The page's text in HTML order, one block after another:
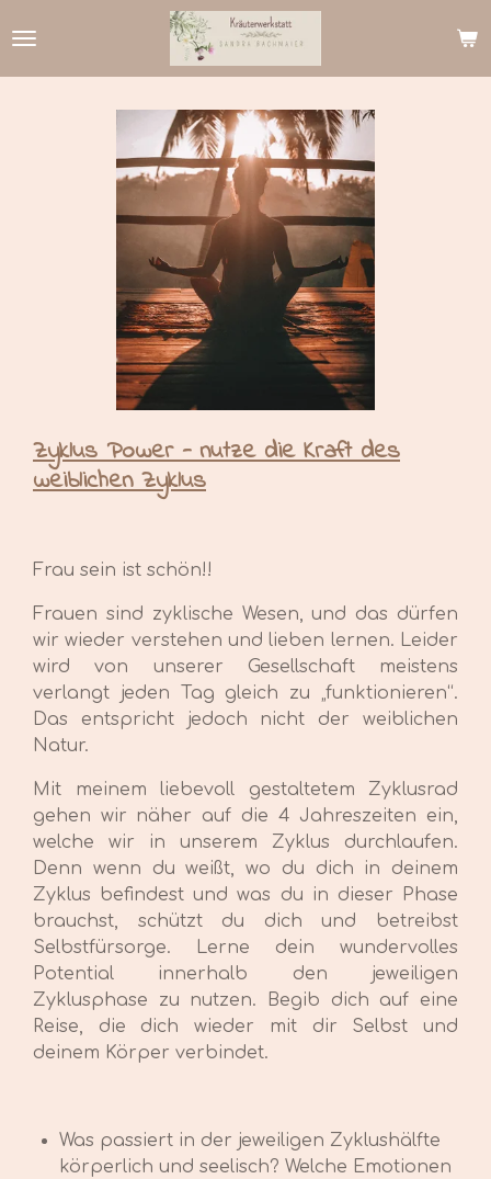
Hauptinhalt
springen
Zyklus Power - nutze die Kraft des
weiblichen Zyklus
Frau sein ist schön!!
Frauen sind zyklische Wesen, und das dürfen
wir wieder verstehen und lieben lernen. Leider
wird von unserer Gesellschaft meistens
verlangt jeden Tag gleich zu „funktionieren“.
Das entspricht jedoch nicht der weiblichen
Natur.
Mit meinem liebevoll gestaltetem Zyklusrad
gehen wir näher auf die 4 Jahreszeiten ein,
welche wir in unserem Zyklus durchlaufen.
Denn wenn du weißt, wo du dich in deinem
Zyklus befindest und was du in dieser Phase
brauchst, schützt du dich und betreibst
Selbstfürsorge. Lerne dein wundervolles
Potential innerhalb den jeweiligen
Zyklusphase zu nutzen. Begib dich auf eine
Reise, die dich wieder mit dir Selbst und
deinem Körper verbindet.
Was passiert in der jeweiligen Zyklushälfte
körperlich und seelisch? Welche Emotionen